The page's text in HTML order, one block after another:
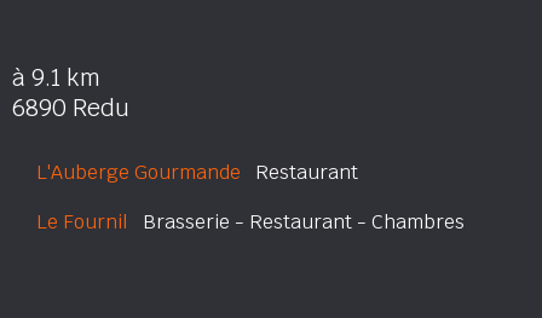
à 9.1 km
6890 Redu
L'Auberge Gourmande Restaurant
Le Fournil Brasserie - Restaurant - Chambres